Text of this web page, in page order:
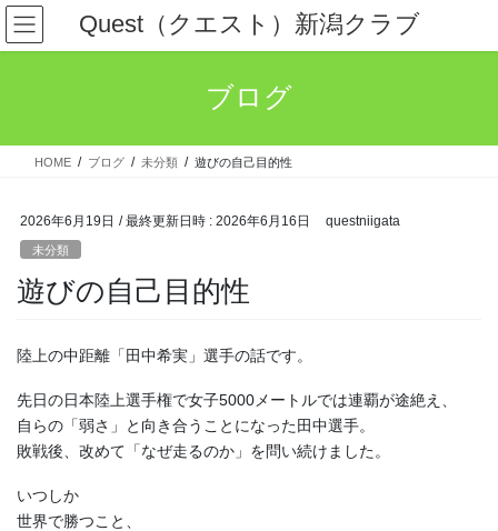
コ
ン
テ
ス
ナ
ビ
ゲ
ン
Quest（クエスト）新潟クラブ
ブログ
HOME ブログ 未分類 遊びの自己目的性
2026年6月19日 / 最終更新日時 : 2026年6月16日 questniigata
未分類
遊びの自己目的性
陸上の中距離「田中希実」選手の話です。
先日の日本陸上選手権で女子5000メートルでは連覇が途絶え、
自らの「弱さ」と向き合うことになった田中選手。
敗戦後、改めて「なぜ走るのか」を問い続けました。
いつしか
世界で勝つこと、